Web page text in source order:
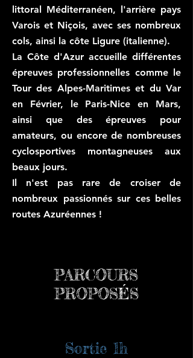
littoral Méditerranéen, l'arrière pays
Varois et Niçois, avec ses nombreux
cols, ainsi la côte Ligure (italienne).
La Côte d'Azur accueille différentes
épreuves professionnelles comme le
Tour des Alpes-Maritimes et du Var
en Février, le Paris-Nice en Mars,
ainsi que des épreuves pour
amateurs, ou encore de nombreuses
cyclosportives montagneuses aux
beaux jours.
Il n'est pas rare de croiser de
nombreux passionnés sur ces belles
routes Azuréennes !
PARCOURS
PROPOSÉS
Sortie 1h